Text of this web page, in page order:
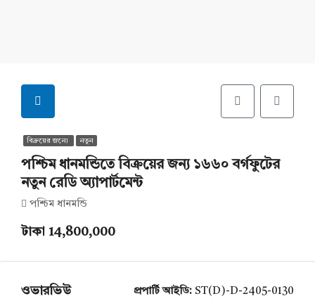
বিক্রয়ের জন্যে নতুন
পশ্চিম ধানমন্ডিতে বিক্রয়ের জন্য ১৬৬০ বর্গফুটের
নতুন রেডি অ্যাপার্টমেন্ট
পশ্চিম ধানমন্ডি
টাকা 14,800,000
ওভারভিউ প্রপার্টি আইডি: ST(D)-D-2405-0130